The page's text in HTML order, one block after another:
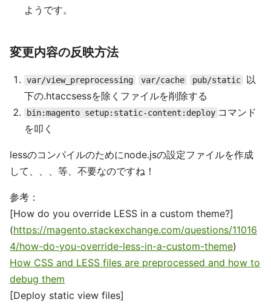
ようです。
変更内容の反映方法
var/view_preprocessing var/cache pub/static
以
下の.htaccsessを除くファイルを削除する
bin:magento setup:static-content:deploy コマンド
を叩く
lessのコンパイルのためにnode.jsの設定ファイルを作成
して、、、等、不要なのですね！
参考：
[How do you override LESS in a custom theme?]
(https://magento.stackexchange.com/questions/11016
4/how-do-you-override-less-in-a-custom-theme)
How CSS and LESS files are preprocessed and how to
debug them
[Deploy static view files]